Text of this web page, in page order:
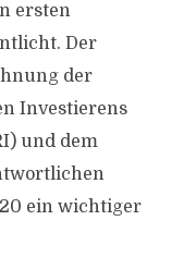
ersten
Der
der
Investierens
und dem
ein wichtiger